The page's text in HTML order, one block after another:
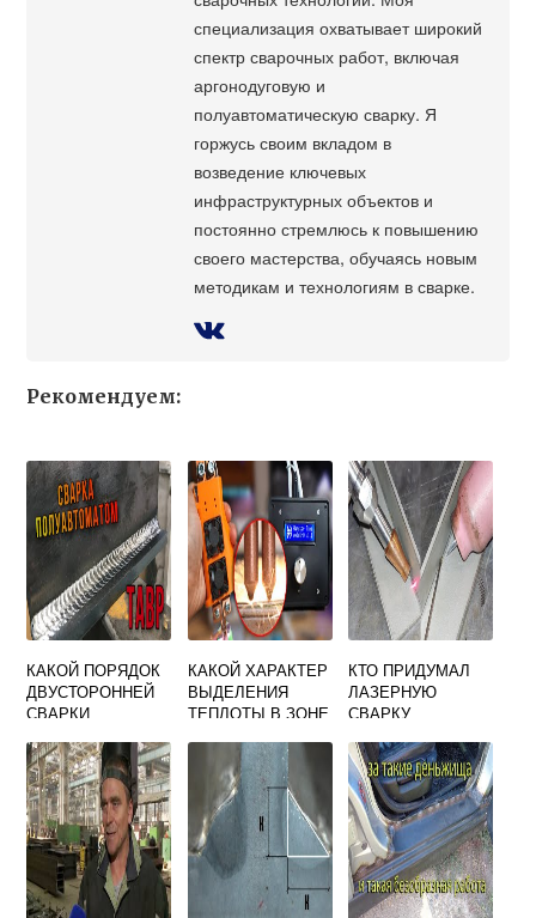
специализация охватывает широкий
спектр сварочных работ, включая
аргонодуговую и
полуавтоматическую сварку. Я
горжусь своим вкладом в
возведение ключевых
инфраструктурных объектов и
постоянно стремлюсь к повышению
своего мастерства, обучаясь новым
методикам и технологиям в сварке.
Рекомендуем:
КАКОЙ ПОРЯДОК
ДВУСТОРОННЕЙ
СВАРКИ
УГЛОВЫХ И
ТАВРОВЫХ
СОЕДИНЕНИЙ СО
СПЛОШНЫМ
ПРОПЛАВЛЕНИЕМ
КАКОЙ ХАРАКТЕР
ВЫДЕЛЕНИЯ
ТЕПЛОТЫ В ЗОНЕ
КОНТАКТНОЙ
СВАРКИ
КТО ПРИДУМАЛ
ЛАЗЕРНУЮ
СВАРКУ